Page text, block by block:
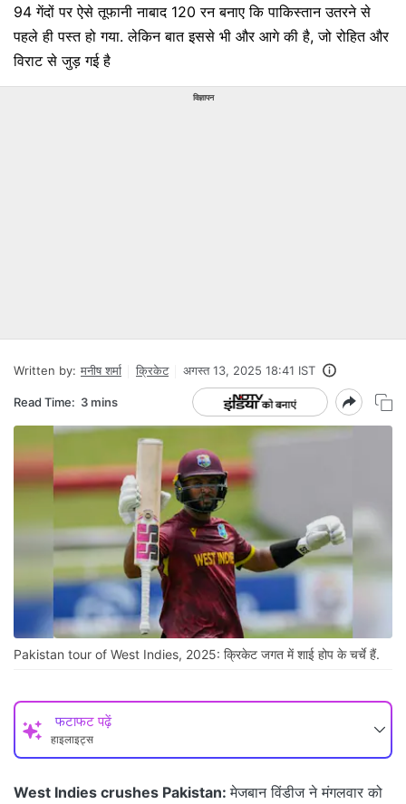
94 गेंदों पर ऐसे तूफानी नाबाद 120 रन बनाए कि पाकिस्तान उतरने से
पहले ही पस्त हो गया. लेकिन बात इससे भी और आगे की है, जो रोहित और
विराट से जुड़ गई है
विज्ञापन
Written by: मनीष शर्मा क्रिकेट अगस्त 13, 2025 18:41 IST
Read Time: 3 mins
Pakistan tour of West Indies, 2025: क्रिकेट जगत में शाई होप के चर्चे हैं.
फटाफट पढ़ें
हाइलाइट्स
West Indies crushes Pakistan:मेजबान विंडीज ने मंगलवार को